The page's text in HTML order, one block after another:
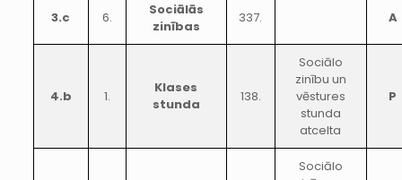
3.c 6.
Sociālās
zinības
337. A
4.b 1.
Klases
stunda
138.
Sociālo
zinību un
vēstures
stunda
atcelta
P
Sociālo